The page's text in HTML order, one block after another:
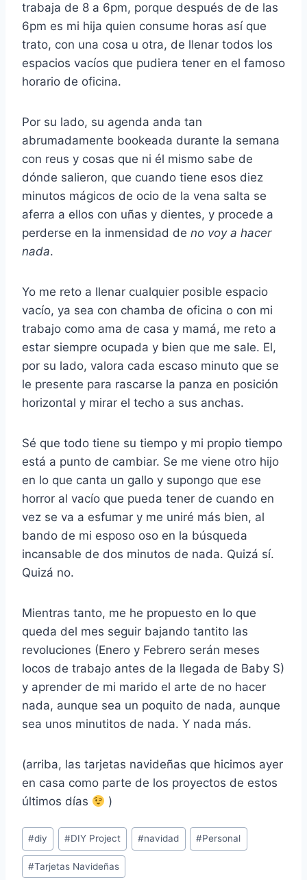
trabaja de 8 a 6pm, porque después de de las
6pm es mi hija quien consume horas así que
trato, con una cosa u otra, de llenar todos los
espacios vacíos que pudiera tener en el famoso
horario de oficina.
Por su lado, su agenda anda tan
abrumadamente bookeada durante la semana
con reus y cosas que ni él mismo sabe de
dónde salieron, que cuando tiene esos diez
minutos mágicos de ocio de la vena salta se
aferra a ellos con uñas y dientes, y procede a
perderse en la inmensidad de no voy a hacer
nada.
Yo me reto a llenar cualquier posible espacio
vacío, ya sea con chamba de oficina o con mi
trabajo como ama de casa y mamá, me reto a
estar siempre ocupada y bien que me sale. El,
por su lado, valora cada escaso minuto que se
le presente para rascarse la panza en posición
horizontal y mirar el techo a sus anchas.
Sé que todo tiene su tiempo y mi propio tiempo
está a punto de cambiar. Se me viene otro hijo
en lo que canta un gallo y supongo que ese
horror al vacío que pueda tener de cuando en
vez se va a esfumar y me uniré más bien, al
bando de mi esposo oso en la búsqueda
incansable de dos minutos de nada. Quizá sí.
Quizá no.
Mientras tanto, me he propuesto en lo que
queda del mes seguir bajando tantito las
revoluciones (Enero y Febrero serán meses
locos de trabajo antes de la llegada de Baby S)
y aprender de mi marido el arte de no hacer
nada, aunque sea un poquito de nada, aunque
sea unos minutitos de nada. Y nada más.
(arriba, las tarjetas navideñas que hicimos ayer
en casa como parte de los proyectos de estos
últimos días
)
Post
Tags:
#diy #DIY Project #navidad #Personal
#Tarjetas Navideñas